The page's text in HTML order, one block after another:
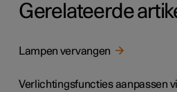
Gerelateerde
Lampen vervangen
Verlichtingsfuncties aanpassen